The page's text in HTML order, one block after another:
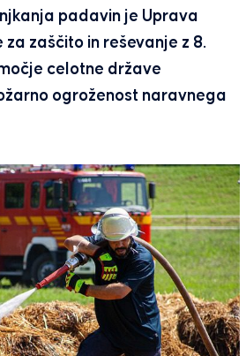
padavin je Uprava
za zaščito in reševanje z 8.
celotne države
ogroženost naravnega